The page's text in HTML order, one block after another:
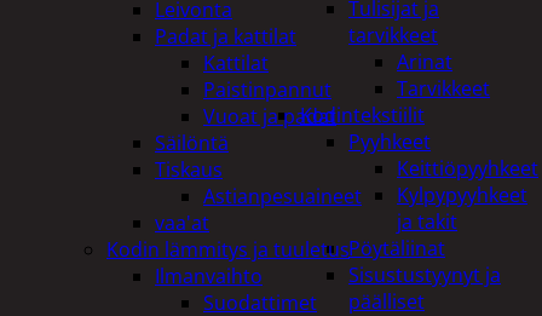
Tulisijat ja
tarvikkeet
Arinat
Tarvikkeet
Kodintekstiilit
Pyyhkeet
Keittiöpyyhkeet
Kylpypyyhkeet
ja takit
Pöytäliinat
Sisustustyynyt ja
päälliset
Leivonta
Padat ja kattilat
Kattilat
Paistinpannut
Vuoat ja padat
Säilöntä
Tiskaus
Astianpesuaineet
vaa'at
Kodin lämmitys ja tuuletus
Ilmanvaihto
Suodattimet